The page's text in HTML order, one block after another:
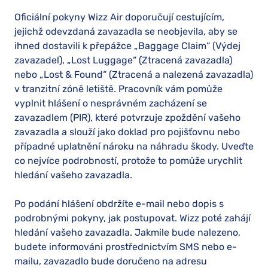
Oficiální pokyny Wizz Air doporučují cestujícím,
jejichž odevzdaná zavazadla se neobjevila, aby se
ihned dostavili k přepážce „Baggage Claim“ (Výdej
zavazadel), „Lost Luggage“ (Ztracená zavazadla)
nebo „Lost & Found“ (Ztracená a nalezená zavazadla)
v tranzitní zóně letiště. Pracovník vám pomůže
vyplnit hlášení o nesprávném zacházení se
zavazadlem (PIR), které potvrzuje zpoždění vašeho
zavazadla a slouží jako doklad pro pojišťovnu nebo
případné uplatnění nároku na náhradu škody. Uveďte
co nejvíce podrobností, protože to pomůže urychlit
hledání vašeho zavazadla.
Po podání hlášení obdržíte e-mail nebo dopis s
podrobnými pokyny, jak postupovat. Wizz poté zahájí
hledání vašeho zavazadla. Jakmile bude nalezeno,
budete informováni prostřednictvím SMS nebo e-
mailu, zavazadlo bude doručeno na adresu